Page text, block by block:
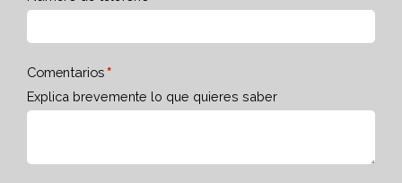
Comentarios
Explica brevemente lo que quieres saber